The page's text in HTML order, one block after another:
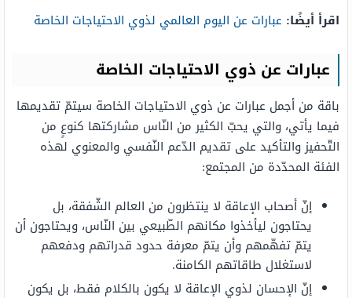
اقرأ أيضًا: عبارات عن اليوم العالمي لذوي الاحتياجات الخاصة
عبارات عن ذوي الاحتياجات الخاصة
باقة من أجمل عبارات عن ذوي الاحتياجات الخاصة سيتمّ تقديمها
فيما يأتي، والتي يحبّ الكثير من النّاس مشاركتها كنوعٍ من
التّحفيز والتأكيد على تقديم الدّعم النّفسي والمعنوي لهذه
الفئة المحدّدة من المجتمع:
إنّ أصحاب الإعاقة لا ينتظرون من العالم الشّفقة، بل
يحتاجون ليأخذوا مكانهم الطّبيعي بين النّاس، ويحتاجون أن
يتمّ تفهّمهم وأن يتمّ معرفة حدود قدراتهم ودفعهم
لاستغلال طاقاتهم الكامنة.
إنّ الإحسان لذوي الإعاقة لا يكون بالكلام فقط، بل يكون